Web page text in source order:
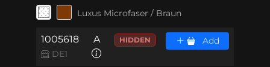
Luxus Microfaser / Braun
1005618
DE1
A HIDDEN Add